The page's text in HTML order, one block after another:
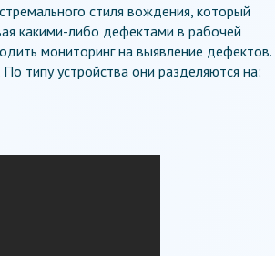
стиля вождения, который
какими-либо дефектами в рабочей
мониторинг на выявление дефектов.
типу устройства они разделяются на: